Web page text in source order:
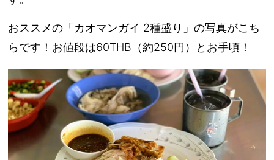
おススメの「カオマンガイ 2種盛り」の写真がこち
らです！お値段は60THB（約250円）とお手頃！